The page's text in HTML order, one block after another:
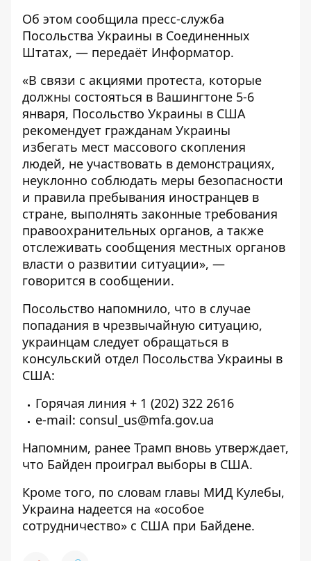
Об этом сообщила пресс-служба
Посольства Украины в Соединенных
Штатах, — передаёт Информатор.
«В связи с акциями протеста, которые
должны состояться в Вашингтоне 5-6
января, Посольство Украины в США
рекомендует гражданам Украины
избегать мест массового скопления
людей, не участвовать в демонстрациях,
неуклонно соблюдать меры безопасности
и правила пребывания иностранцев в
стране, выполнять законные требования
правоохранительных органов, а также
отслеживать сообщения местных органов
власти о развитии ситуации», —
говорится в сообщении.
Посольство напомнило, что в случае
попадания в чрезвычайную ситуацию,
украинцам следует обращаться в
консульский отдел Посольства Украины в
США:
Горячая линия + 1 (202) 322 2616
e-mail: consul_us@mfa.gov.ua
Напомним, ранее Трамп вновь утверждает,
что Байден проиграл выборы в США.
Кроме того, по словам главы МИД Кулебы,
Украина надеется на «особое
сотрудничество» с США при Байдене.